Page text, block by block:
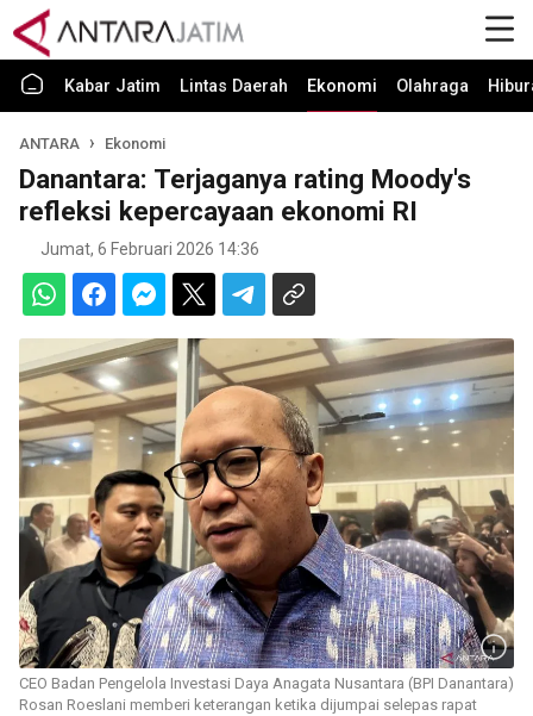
Kabar Jatim Lintas Daerah Ekonomi Olahraga
ANTARA Ekonomi
Danantara: Terjaganya rating Moody's
refleksi kepercayaan ekonomi RI
Jumat, 6 Februari 2026 14:36
CEO Badan Pengelola Investasi Daya Anagata Nusantara (BPI Danantara)
Rosan Roeslani memberi keterangan ketika dijumpai selepas rapat